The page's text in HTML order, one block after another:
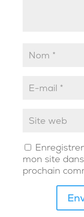
mon site
prochain